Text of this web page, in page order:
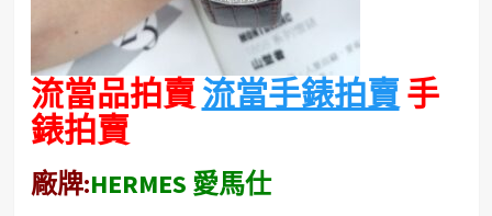
流當品拍賣 流當手錶拍賣 手
錶拍賣
廠牌:HERMES 愛馬仕